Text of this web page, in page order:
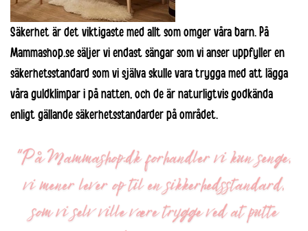
Säkerhet är det viktigaste med allt som omger våra barn. På
Mammashop.se säljer vi endast sängar som vi anser uppfyller en
säkerhetsstandard som vi själva skulle vara trygga med att lägga
våra guldklimpar i på natten, och de är naturligtvis godkända
enligt gällande säkerhetsstandarder på området.